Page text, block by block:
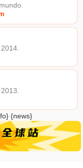
{news}